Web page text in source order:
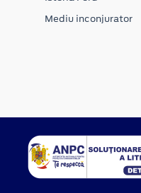
Mediu inconjurator